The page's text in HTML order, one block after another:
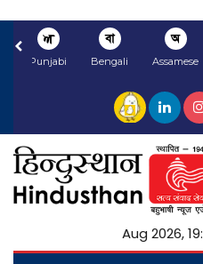
অ
Assamese
বা
Bengali
ਅ
Punjabi